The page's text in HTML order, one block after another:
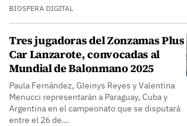
BIOSFERA DIGITAL
Tres jugadoras del Zonzamas Plus
Car Lanzarote, convocadas al
Mundial de Balonmano 2025
Paula Fernández, Gleinys Reyes y Valentina
Menucci representarán a Paraguay, Cuba y
Argentina en el campeonato que se disputará
entre el 26 de…